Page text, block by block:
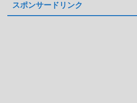
スポンサードリンク